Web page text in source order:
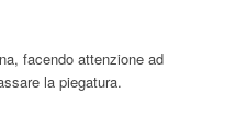
facendo attenzione ad
la piegatura.